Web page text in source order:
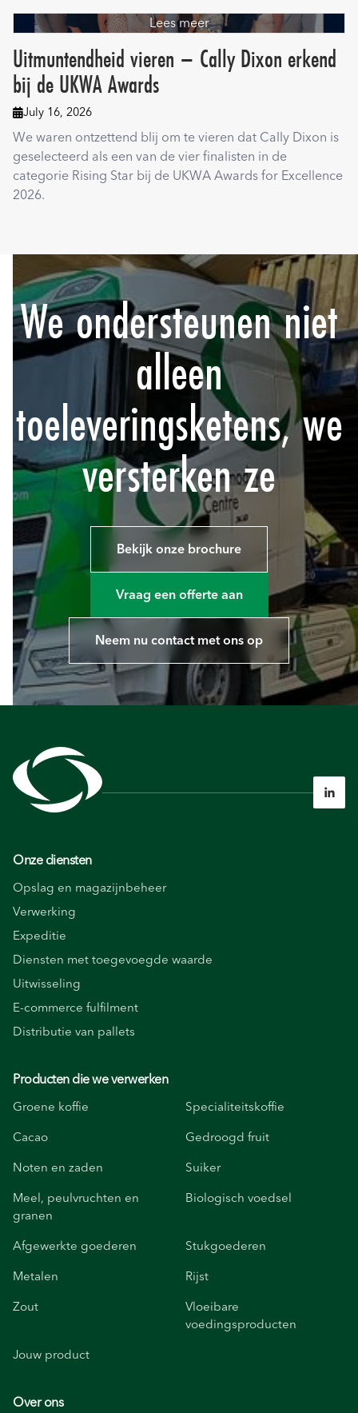
Lees meer
Uitmuntendheid vieren – Cally Dixon erkend
bij de UKWA Awards
July 16, 2026
We waren ontzettend blij om te vieren dat Cally Dixon is
geselecteerd als een van de vier finalisten in de
categorie Rising Star bij de UKWA Awards for Excellence
2026.
We ondersteunen niet
alleen
toeleveringsketens, we
versterken ze
Bekijk onze brochure
Vraag een offerte aan
Neem nu contact met ons op

Onze diensten
Opslag en magazijnbeheer
Verwerking
Expeditie
Diensten met toegevoegde waarde
Uitwisseling
E-commerce fulfilment
Distributie van pallets
Producten die we verwerken
Groene koffie
Specialiteitskoffie
Cacao
Gedroogd fruit
Noten en zaden
Suiker
Meel, peulvruchten en
granen
Biologisch voedsel
Afgewerkte goederen
Stukgoederen
Metalen
Rijst
Zout
Vloeibare
voedingsproducten
Jouw product
Over ons